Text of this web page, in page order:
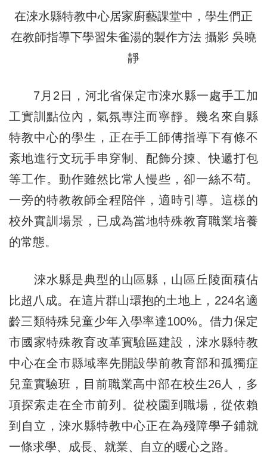
在淶水縣特教中心居家廚藝課堂中，學生們正
在教師指導下學習朱雀湯的製作方法 攝影 吳曉
靜
7月2日，河北省保定市淶水縣一處手工加
工實訓點位內，氣氛專注而寧靜。幾名來自縣
特教中心的學生，正在手工師傅指導下有條不
紊地進行文玩手串穿制、配飾分揀、快遞打包
等工作。動作雖然比常人慢些，卻一絲不茍。
一旁的特教教師全程陪伴，適時引導。這樣的
校外實訓場景，已成為當地特殊教育職業培養
的常態。
淶水縣是典型的山區縣，山區丘陵面積佔
比超八成。在這片群山環抱的土地上，224名適
齡三類特殊兒童少年入學率達100%。借力保定
市國家特殊教育改革實驗區建設，淶水縣特教
中心在全市縣域率先開設學前教育部和孤獨症
兒童實驗班，目前職業高中部在校生26人，多
項探索走在全市前列。從校園到職場，從依賴
到自立，淶水縣特教中心正在為殘障學子鋪就
一條求學、成長、就業、自立的暖心之路。